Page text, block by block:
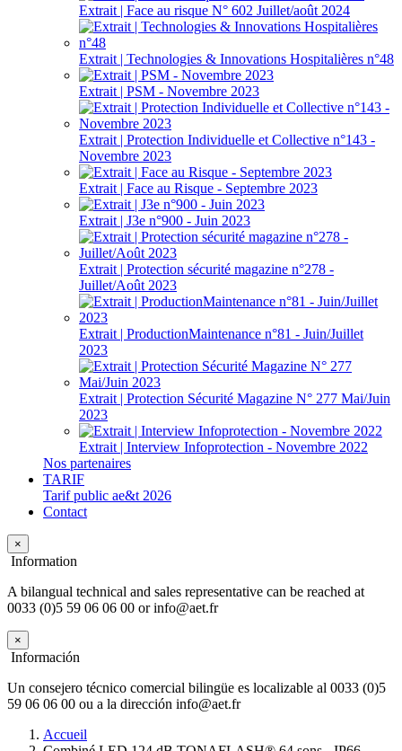
Extrait | Face au risque N° 602 Juillet/août 2024
Extrait | Technologies & Innovations Hospitalières n°48
Extrait | PSM - Novembre 2023
Extrait | Protection Individuelle et Collective n°143 -
Novembre 2023
Extrait | Face au Risque - Septembre 2023
Extrait | J3e n°900 - Juin 2023
Extrait | Protection sécurité magazine n°278 -
Juillet/Août 2023
Extrait | ProductionMaintenance n°81 - Juin/Juillet
2023
Extrait | Protection Sécurité Magazine N° 277 Mai/Juin
2023
Extrait | Interview Infoprotection - Novembre 2022
Nos partenaires
TARIF
Tarif public ae&t 2026
Contact
×
Information
A bilangual technical and sales representative can be reached at
0033 (0)5 59 06 06 00 or info@aet.fr
×
Información
Un consejero técnico comercial bilingüe es localizable al 0033 (0)5
59 06 06 00 ou a la dirección info@aet.fr
Accueil